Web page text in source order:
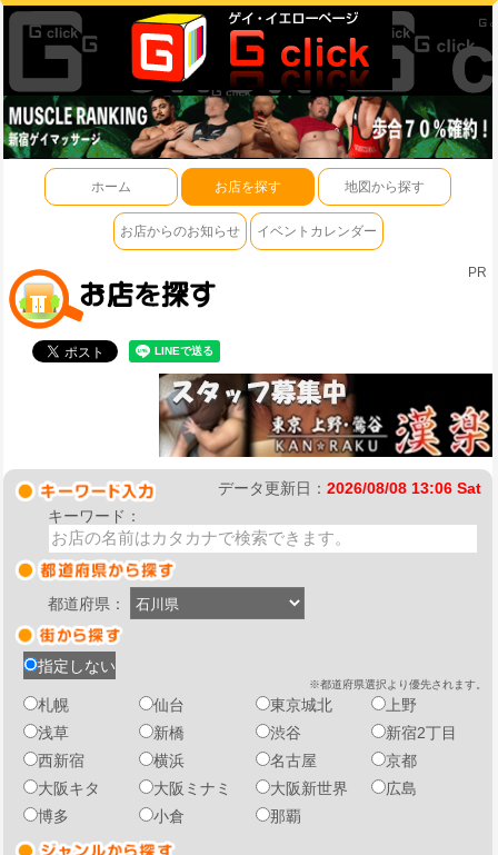
ホーム お店を探す 地図から探す
お店からのお知らせ イベントカレンダー
PR
データ更新日： 2026/08/08 13:06 Sat
キーワード：
都道府県：
指定しない
※都道府県選択より優先されます。
札幌 仙台 東京城北
上野
浅草
新橋 渋谷
新宿2丁目
西新宿
横浜 名古屋
京都
大阪キタ
大阪ミナミ 大阪新世界
広島
博多
小倉 那覇